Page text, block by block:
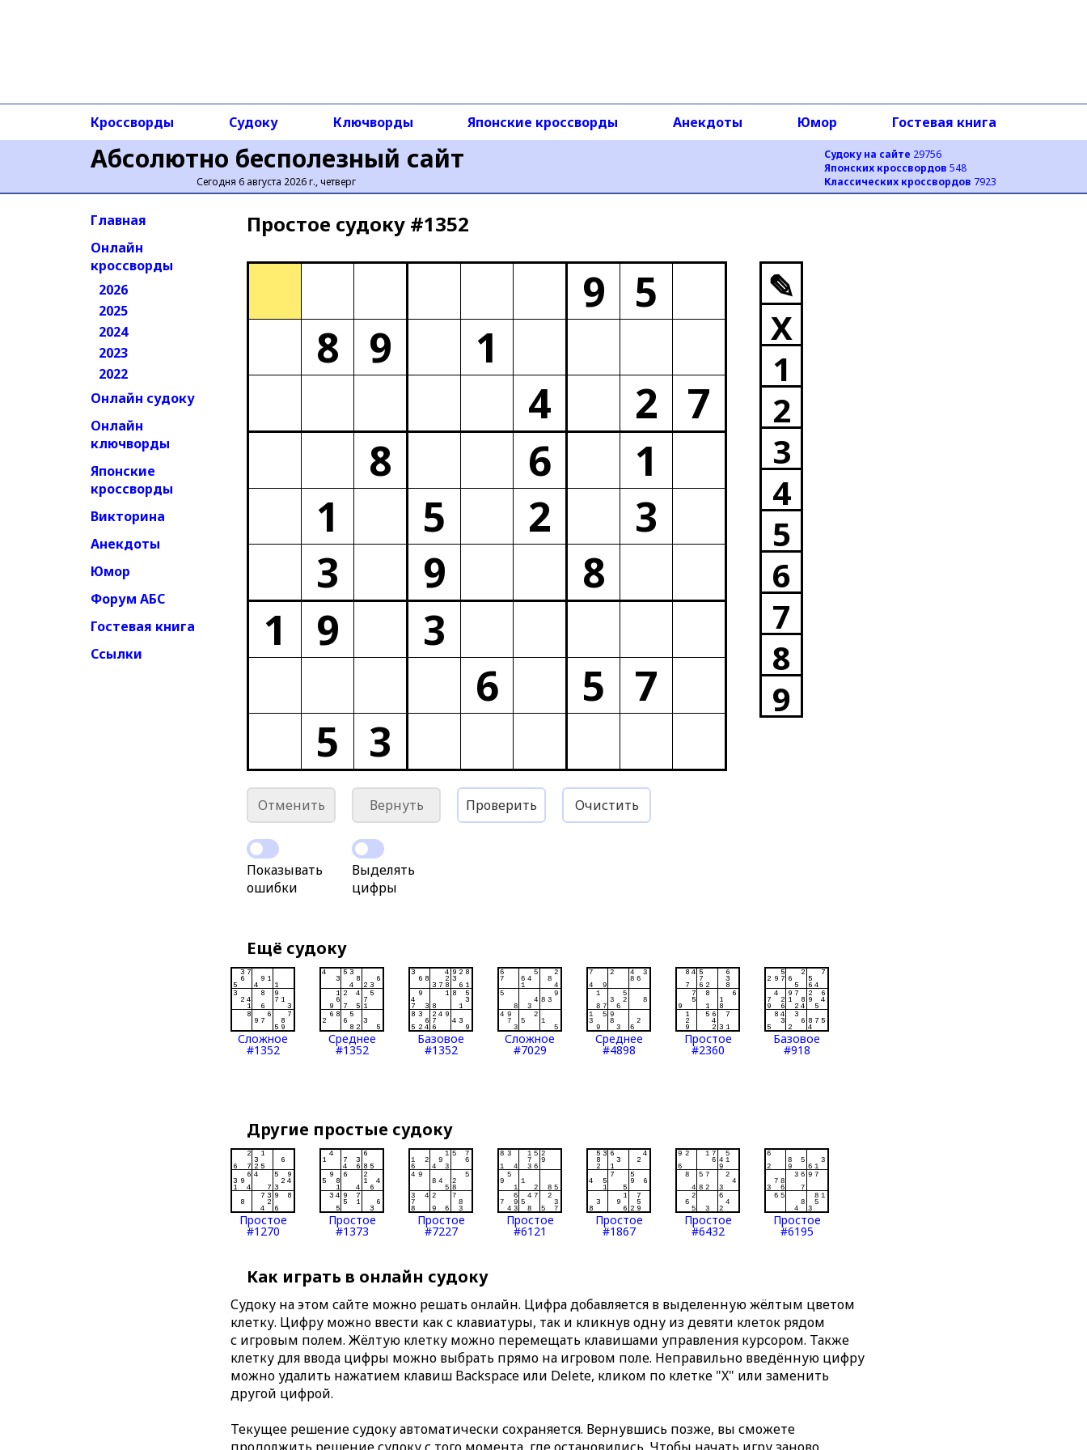
Абсолютно бесполезный сайт
Сегодня 6 августа 2026 г., четверг
Судоку на сайте 29756
Японских кроссвордов 548
Классических кроссвордов 7923
Кроссворды Судоку Ключворды Японские кроссворды Анекдоты Юмор Гостевая книга
Главная
Онлайн
кроссворды
2026
2025
2024
2023
2022
Онлайн судоку
Онлайн
ключворды
Японские
кроссворды
Викторина
Анекдоты
Юмор
Форум АБС
Гостевая книга
Ссылки
Простое cудоку #1352
9 5
8 9
1
4
2 7
8
6
1
1
5 2
3
3
9
8
1
9
3
6
5 7
5
3
✎
X
1
2
3
4
5
6
7
8
9
Отменить Вернуть Проверить Очистить
Показывать
ошибки
Выделять
цифры
Ещё судоку
Сложное
#1352
Среднее
#1352
Базовое
#1352
Сложное
#7029
Среднее
#4898
Простое
#2360
Базовое
#918
Другие простые судоку
Простое
#1270
Простое
#1373
Простое
#7227
Простое
#6121
Простое
#1867
Простое
#6432
Простое
#6195
Как играть в онлайн судоку
Судоку на этом сайте можно решать онлайн. Цифра добавляется в выделенную жёлтым цветом
клетку. Цифру можно ввести как с клавиатуры, так и кликнув одну из девяти клеток рядом
с игровым полем. Жёлтую клетку можно перемещать клавишами управления курсором. Также
клетку для ввода цифры можно выбрать прямо на игровом поле. Неправильно введённую цифру
можно удалить нажатием клавиш Backspace или Delete, кликом по клетке "X" или заменить
другой цифрой.
Текущее решение судоку автоматически сохраняется. Вернувшись позже, вы сможете